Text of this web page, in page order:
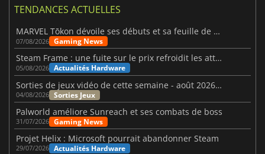
TENDANCES ACTUELLES
MARVEL Tōkon dévoile ses débuts et sa feuille de route
07/08/2026 Gaming News
Steam Frame : une fuite sur le prix refroidit les attentes VR
05/08/2026 Actualités Hardware
Sorties de jeux vidéo de cette semaine - août 2026 (semaine 32)
04/08/2026 Sorties Jeux
Palworld améliore Sunreach et ses combats de boss
31/07/2026 Gaming News
Projet Helix : Microsoft pourrait abandonner Steam
29/07/2026 Actualités Hardware